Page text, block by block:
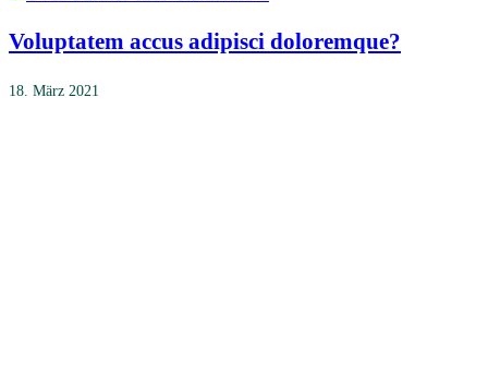
Voluptatem accus adipisci doloremque?
18. März 2021